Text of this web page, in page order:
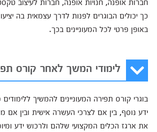
כך יכולים הבוגרים לפנות לדרך עצמאית בה
באופן פרטי לכל המעוניינים בכך.
לימודי המשך לאחר קורס
בוגרי קורס תפירה המעוניינים להמשיך
ידע נוסף, בין אם לצרכי העשרה אישית ובין אם
את ארגז הכלים המקצועי שלהם ולרכוש ידע